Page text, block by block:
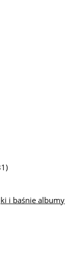
i baśnie albumy